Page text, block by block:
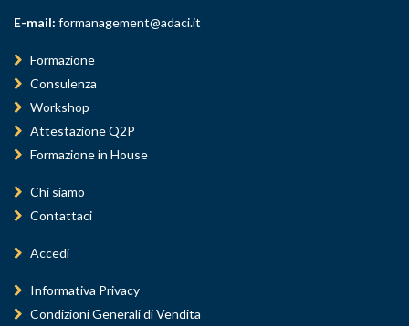
E-mail: formanagement@adaci.it
Formazione
Consulenza
Workshop
Attestazione Q2P
Formazione in House
Chi siamo
Contattaci
Accedi
Informativa Privacy
Condizioni Generali di Vendita